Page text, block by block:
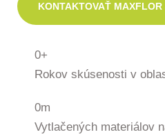
KONTAKTOVAŤ MAXFLOR
0+
Rokov skúsenosti v
0m
Vytlačených materiálov